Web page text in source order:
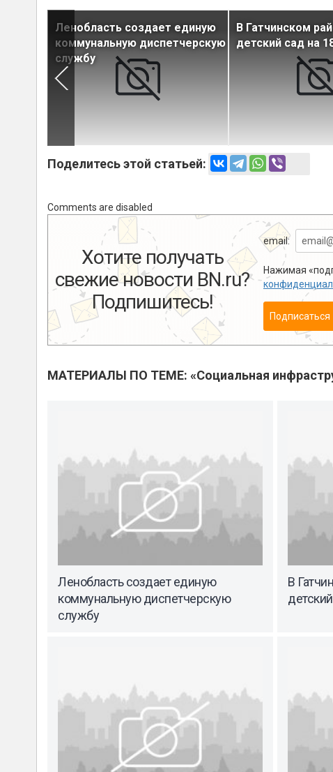
Ленобласть создает единую
коммунальную диспетчерскую
службу
В Гатчинском
детский сад на
Поделитесь этой статьей:
Comments are disabled
Хотите получать
свежие новости BN.ru?
Подпишитесь!
email:
Нажимая
Подписаться
МАТЕРИАЛЫ ПО ТЕМЕ: «Социальная
Ленобласть создает единую
коммунальную диспетчерскую
службу
В